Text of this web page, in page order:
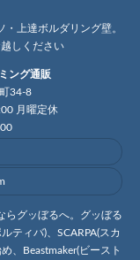
上達ボルダリング壁。
しください
ング通販
34-8
月曜定休
らグッぼるへ。グッぼる
ティバ)、SCARPA(スカ
、Beastmaker(ビースト